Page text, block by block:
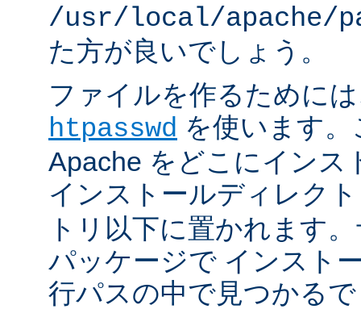
/usr/local/apache/
た方が良いでしょう。
ファイルを作るために
htpasswd を使います
Apache をどこにインス
インストールディレク
トリ以下に置かれます
パッケージで インスト
行パスの中で見つかる